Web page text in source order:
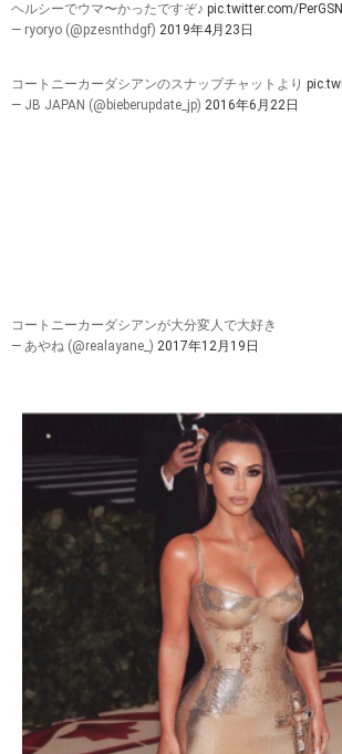
ヘルシーでウマ〜かったですぞ♪ pic.twitter.com/
— ryoryo (@pzesnthdgf) 2019年4月23日
コートニーカーダシアンのスナップチャットより
— JB JAPAN (@bieberupdate_jp) 2016年6月22日
コートニーカーダシアンが大分変人で大好き
— あやね (@realayane_) 2017年12月19日